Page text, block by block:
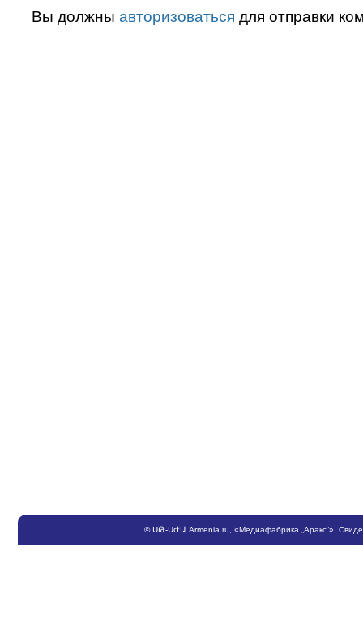
Вы должны авторизоваться для отправки
©ՍԹ-ՍԺԱ Armenia.ru , «Медиафабрика „Аракс“».